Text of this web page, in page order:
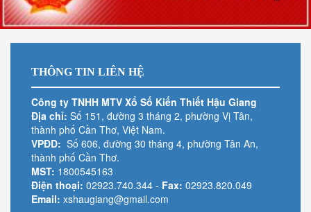
THÔNG TIN LIÊN HỆ
Công ty TNHH MTV Xổ Số Kiến Thiết Hậu Giang
Địa chỉ: Số 151, đường 3 tháng 2, phường Vị Tân,
thành phố Cần Thơ, Việt Nam.
VPĐD: Số 606, đường 30 tháng 4, phường Tân An,
thành phố Cần Thơ.
MST: 1800545163
Điện thoại: 02923.740.344 - Fax: 02923.820.049
Email: xshaugiang@gmail.com